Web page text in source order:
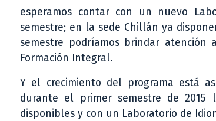
esperamos contar con un nuevo
semestre; en la sede Chillán ya
semestre podríamos brindar atención
Formación Integral.
Y el crecimiento del programa está
durante el primer semestre de 2015
disponibles y con un Laboratorio de